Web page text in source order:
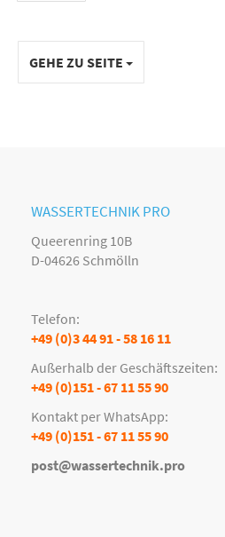
GEHE ZU SEITE
WASSERTECHNIK PRO
Queerenring 10B
D-04626 Schmölln
Telefon:
+49 (0)3 44 91 - 58 16 11
Außerhalb der Geschäftszeiten:
+49 (0)151 - 67 11 55 90
Kontakt per WhatsApp:
+49 (0)151 - 67 11 55 90
post@wassertechnik.pro